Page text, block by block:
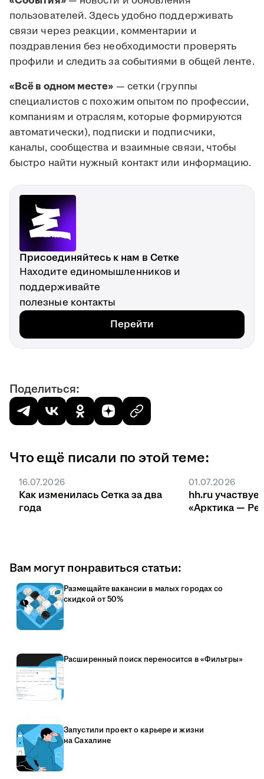
пользователей. Здесь удобно поддерживать
связи через реакции, комментарии и
поздравления без необходимости проверять
профили и следить за событиями в общей ленте.
«Всё в одном месте» — сетки (группы
специалистов с похожим опытом по профессии,
компаниям и отраслям, которые формируются
автоматически), подписки и подписчики,
каналы, сообщества и взаимные связи, чтобы
быстро найти нужный контакт или информацию.
Присоединяйтесь к нам в Сетке
Находите единомышленников и
поддерживайте
полезные контакты
Перейти
Поделиться:
Что ещё писали по этой теме:
16.07.2026
Как изменилась Сетка за два
года
01.07.2026
hh.ru
«Арктика —
Вам могут понравиться статьи:
Размещайте вакансии в малых городах со
скидкой от 50%
Расширенный поиск переносится в «Фильтры»
Запустили проект о карьере и жизни
на Сахалине